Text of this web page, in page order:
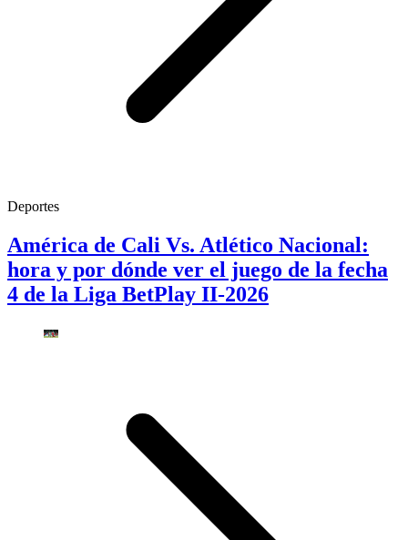
Deportes
América de Cali Vs. Atlético Nacional:
hora y por dónde ver el juego de la fecha
4 de la Liga BetPlay II-2026